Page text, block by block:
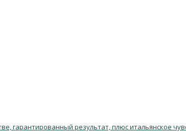
гарантированный результат, плюс итальянское